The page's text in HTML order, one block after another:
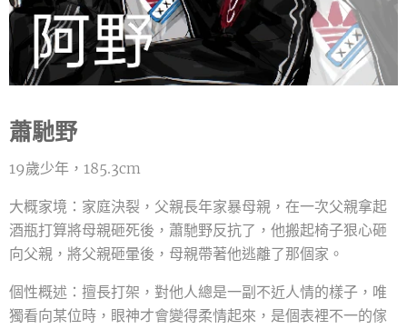
蕭馳野
19歲少年，185.3cm
大概家境：家庭決裂，父親長年家暴母親，在一次父親拿起
酒瓶打算將母親砸死後，蕭馳野反抗了，他搬起椅子狠心砸
向父親，將父親砸暈後，母親帶著他逃離了那個家。
個性概述：擅長打架，對他人總是一副不近人情的樣子，唯
獨看向某位時，眼神才會變得柔情起來，是個表裡不一的傢